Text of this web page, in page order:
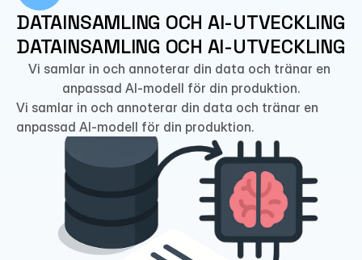
DATAINSAMLING OCH AI-UTVECKLING
DATAINSAMLING OCH AI-UTVECKLING
Vi samlar in och annoterar din data och tränar en
anpassad AI-modell för din produktion.
Vi samlar in och annoterar din data och tränar en
anpassad AI-modell för din produktion.